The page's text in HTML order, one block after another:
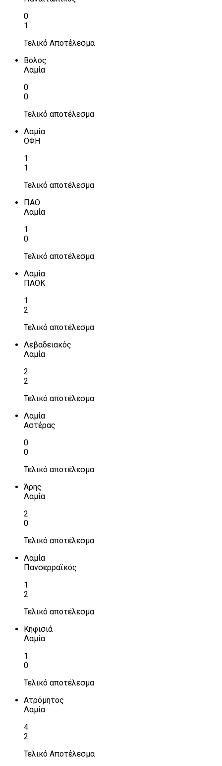
0
1
Τελικό Αποτέλεσμα
Βόλος
Λαμία
0
0
Τελικό αποτέλεσμα
Λαμία
ΟΦΗ
1
1
Τελικό αποτέλεσμα
ΠΑΟ
Λαμία
1
0
Τελικό αποτέλεσμα
Λαμία
ΠΑΟΚ
1
2
Τελικό αποτέλεσμα
Λεβαδειακός
Λαμία
2
2
Τελικό αποτέλεσμα
Λαμία
Αστέρας
0
0
Τελικό αποτέλεσμα
Άρης
Λαμία
2
0
Τελικό αποτέλεσμα
Λαμία
Πανσερραϊκός
1
2
Τελικό αποτέλεσμα
Κηφισιά
Λαμία
1
0
Τελικό αποτέλεσμα
Ατρόμητος
Λαμία
4
2
Τελικό Αποτέλεσμα